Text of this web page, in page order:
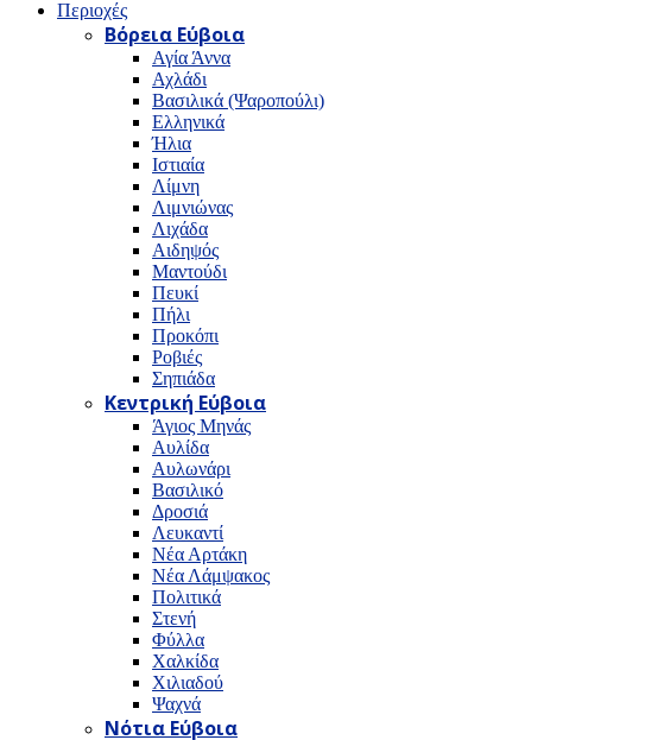
Περιοχές
Βόρεια Εύβοια
Αγία Άννα
Αχλάδι
Βασιλικά (Ψαροπούλι)
Ελληνικά
Ήλια
Ιστιαία
Λίμνη
Λιμνιώνας
Λιχάδα
Αιδηψός
Μαντούδι
Πευκί
Πήλι
Προκόπι
Ροβιές
Σηπιάδα
Κεντρική Εύβοια
Άγιος Μηνάς
Αυλίδα
Αυλωνάρι
Βασιλικό
Δροσιά
Λευκαντί
Νέα Αρτάκη
Νέα Λάμψακος
Πολιτικά
Στενή
Φύλλα
Χαλκίδα
Χιλιαδού
Ψαχνά
Νότια Εύβοια